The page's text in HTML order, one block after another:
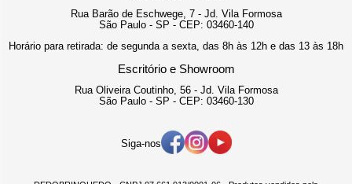
Rua Barão de Eschwege, 7 - Jd. Vila Formosa
São Paulo - SP - CEP: 03460-140
Horário para retirada: de segunda a sexta, das 8h às 12h e das 13 às 18h
Escritório e Showroom
Rua Oliveira Coutinho, 56 - Jd. Vila Formosa
São Paulo - SP - CEP: 03460-130
Siga-nos